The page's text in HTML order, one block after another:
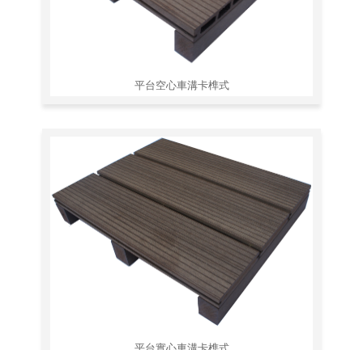
平台空心車溝卡榫式